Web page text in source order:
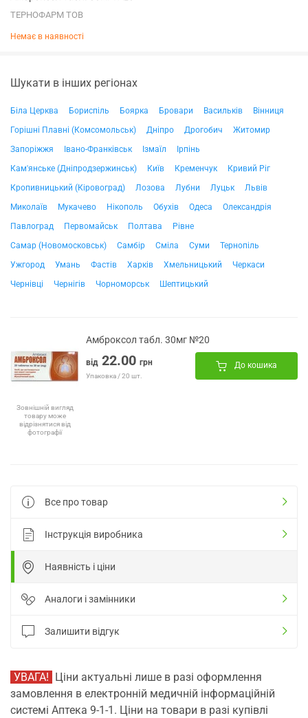
ТЕРНОФАРМ ТОВ
Немає в наявності
Шукати в інших регіонах
Біла Церква Бориспіль Боярка Бровари Васильків
Вінниця
Горішні Плавні (Комсомольськ)
Дніпро Дрогобич
Житомир
Запоріжжя
Івано-Франківськ Ізмаїл
Ірпінь
Кам'янське (Дніпродзержинськ)
Київ Кременчук
Кривий Ріг
Кропивницький (Кіровоград)
Лозова Лубни Луцьк
Львів
Миколаїв
Мукачево Нікополь Обухів Одеса
Олександрія
Павлоград
Первомайськ Полтава
Рівне
Самар (Новомосковськ)
Самбір Сміла Суми
Тернопіль
Ужгород
Умань Фастів Харків Хмельницький
Черкаси
Чернівці
Чернігів Чорноморськ Шептицький
Зовнішній вигляд
товару може
відрізнятися від
фотографії
Амброксол табл. 30мг №20
від 22.00 грн
Упаковка / 20 шт.
До кошика
Все про товар
Інструкція виробника
Наявність і ціни
Аналоги і замінники
Залишити відгук
УВАГА! Ціни актуальні лише в разі оформлення
замовлення в електронній медичній інформаційній
системі Аптека 9-1-1. Ціни на товари в разі купівлі